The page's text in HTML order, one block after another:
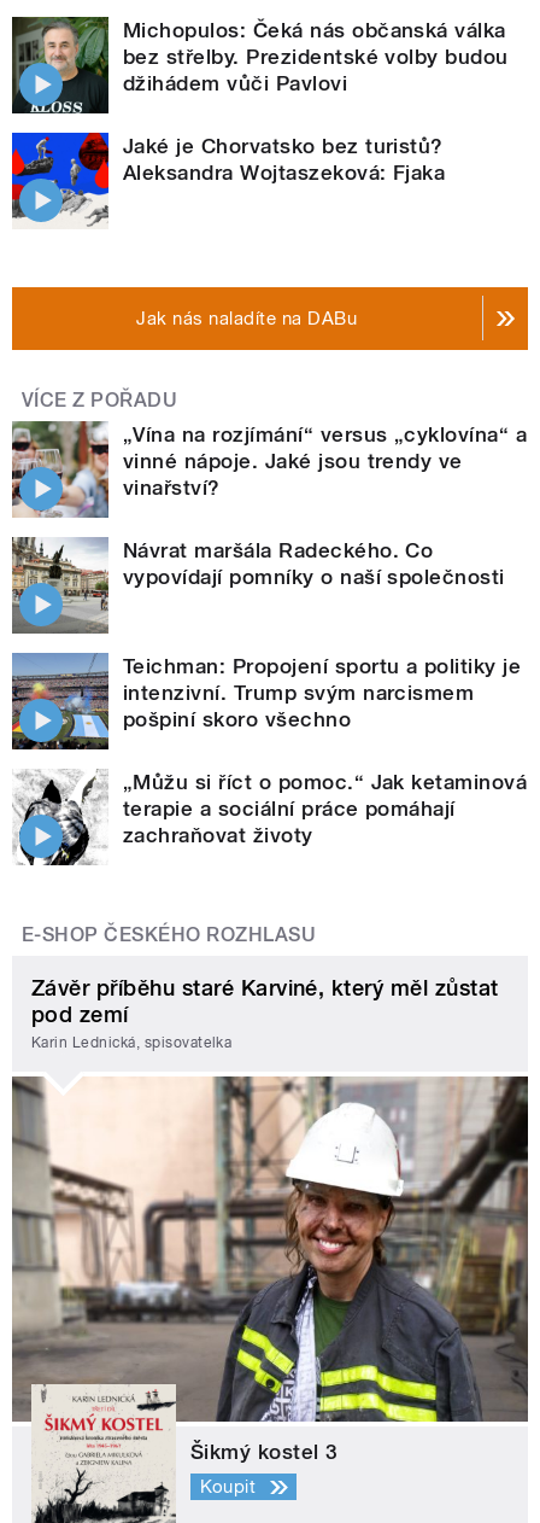
Michopulos: Čeká nás občanská válka
bez střelby. Prezidentské volby budou
džihádem vůči Pavlovi
Jaké je Chorvatsko bez turistů?
Aleksandra Wojtaszeková: Fjaka
Jak nás naladíte na DABu
VÍCE Z POŘADU
„Vína na rozjímání“ versus „cyklovína“ a
vinné nápoje. Jaké jsou trendy ve
vinařství?
Návrat maršála Radeckého. Co
vypovídají pomníky o naší společnosti
Teichman: Propojení sportu a politiky je
intenzivní. Trump svým narcismem
pošpiní skoro všechno
„Můžu si říct o pomoc.“ Jak ketaminová
terapie a sociální práce pomáhají
zachraňovat životy
E-SHOP ČESKÉHO ROZHLASU
Závěr příběhu staré Karviné, který měl zůstat
pod zemí
Karin Lednická, spisovatelka
Šikmý kostel 3
Koupit